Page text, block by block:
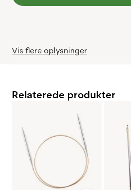
Vis flere oplysninger
Relaterede produkter